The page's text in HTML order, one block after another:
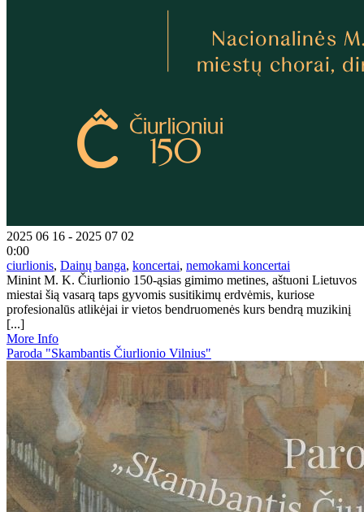
2025 06 16 - 2025 07 02
0:00
ciurlionis, Dainų banga, koncertai, nemokami koncertai
Minint M. K. Čiurlionio 150-ąsias gimimo metines, aštuoni Lietuvos
miestai šią vasarą taps gyvomis susitikimų erdvėmis, kuriose
profesionalūs atlikėjai ir vietos bendruomenės kurs bendrą muzikinį
[...]
More Info
Paroda "Skambantis Čiurlionio Vilnius"